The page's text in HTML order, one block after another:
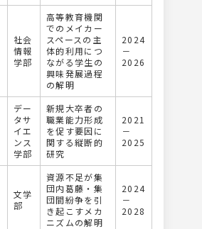
社会
情報
学部
高等教育機関
でのメイカー
スペースの主
体的利用につ
ながる学生の
興味発展過程
の解明
2024
－
2026
デー
タサ
イエ
ンス
学部
新規大卒者の
職業能力形成
を促す要因に
関する縦断的
研究
2021
－
2025
文学
部
資源不足が集
団内葛藤・集
団間紛争を引
き起こすメカ
ニズムの解明
2024
－
2028